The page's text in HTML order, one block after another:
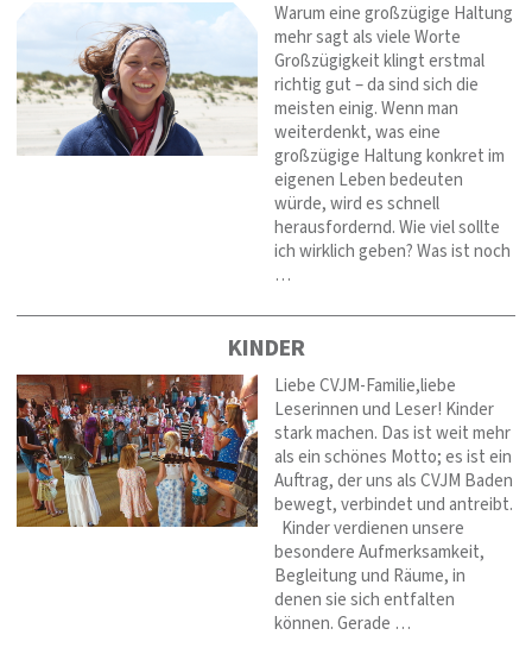
Warum eine großzügige Haltung
mehr sagt als viele Worte
Großzügigkeit klingt erstmal
richtig gut – da sind sich die
meisten einig. Wenn man
weiterdenkt, was eine
großzügige Haltung konkret im
eigenen Leben bedeuten
würde, wird es schnell
herausfordernd. Wie viel sollte
ich wirklich geben? Was ist noch
…
KINDER
Liebe CVJM-Familie,liebe
Leserinnen und Leser! Kinder
stark machen. Das ist weit mehr
als ein schönes Motto; es ist ein
Auftrag, der uns als CVJM Baden
bewegt, verbindet und antreibt.
Kinder verdienen unsere
besondere Aufmerksamkeit,
Begleitung und Räume, in
denen sie sich entfalten
können. Gerade …